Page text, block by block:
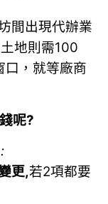
間出現代辦業
地則需100
，就等廠商
呢?
更,若2項都要